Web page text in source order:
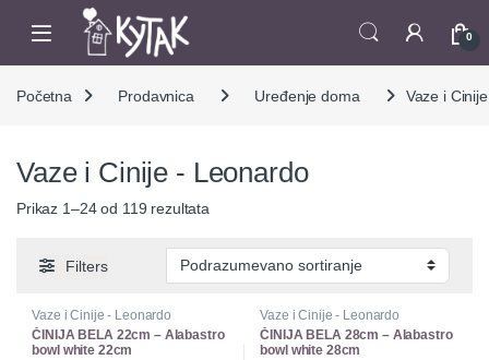
Skip to navigation
Skip to content
0
Početna Prodavnica Uređenje doma Vaze i
Vaze i Cinije - Leonardo
Prikaz 1–24 od 119 rezultata
Filters
Vaze i Cinije - Leonardo
ČINIJA BELA 22cm – Alabastro
bowl white 22cm
Vaze i Cinije - Leonardo
ČINIJA BELA 28cm – Alabastro
bowl white 28cm